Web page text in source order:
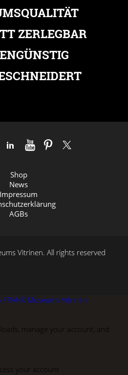
ZERLEGBAR
Shop
News
Impressum
AGBs
Vitrinen. All rights reserved
FRANK Museums Vitrinen
manage your account, and
your account